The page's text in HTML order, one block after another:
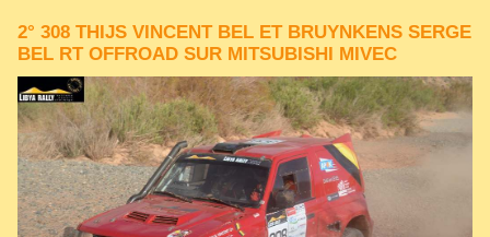
2° 308 THIJS VINCENT BEL ET BRUYNKENS SERGE
BEL RT OFFROAD SUR MITSUBISHI MIVEC